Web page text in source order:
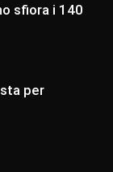
sfiora i 140
per